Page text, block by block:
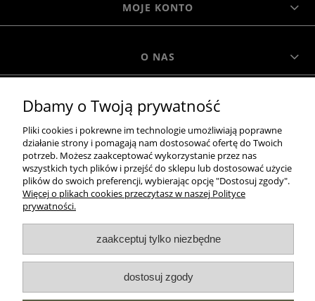
MOJE KONTO
O NAS
MOROWO
WSZELKIE PRAWA ZASTRZEŻONE MOROWO © 2018
realizacja:
pokaż pełną wersję strony
NASZE ODZNAKI
Dbamy o Twoją prywatność
Pliki cookies i pokrewne im technologie umożliwiają poprawne
działanie strony i pomagają nam dostosować ofertę do Twoich
potrzeb. Możesz zaakceptować wykorzystanie przez nas
wszystkich tych plików i przejść do sklepu lub dostosować użycie
plików do swoich preferencji, wybierając opcję "Dostosuj zgody".
Więcej o plikach cookies przeczytasz w naszej Polityce
prywatności.
zaakceptuj tylko niezbędne
dostosuj zgody